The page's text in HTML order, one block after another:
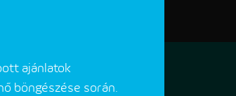
ajánlatok
böngészése során.